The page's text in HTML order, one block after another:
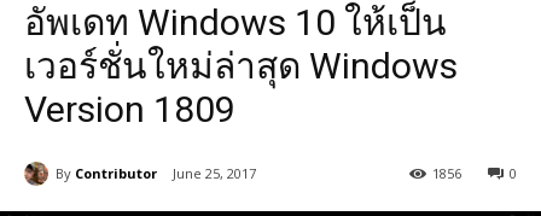
อัพเดท Windows 10 ให้เป็น
เวอร์ชั่นใหม่ล่าสุด Windows
Version 1809
By Contributor June 25, 2017 0
1856